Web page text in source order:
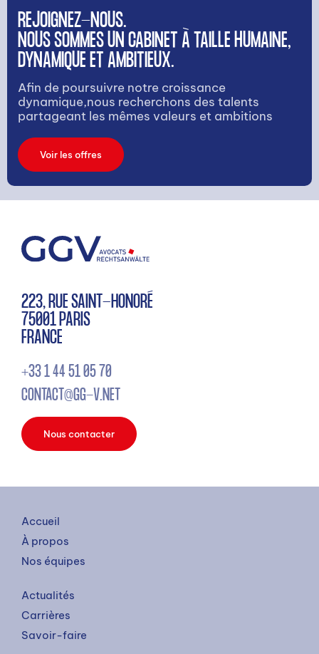
REJOIGNEZ-NOUS.
NOUS SOMMES UN CABINET À TAILLE HUMAINE,
DYNAMIQUE ET AMBITIEUX.
Afin de poursuivre notre croissance
dynamique,nous recherchons des talents
partageant les mêmes valeurs et ambitions
Voir les offres
223, RUE SAINT-HONORÉ
75001 PARIS
FRANCE
+33 1 44 51 05 70
CONTACT@GG-V.NET
Nous contacter
Accueil
À propos
Nos équipes
Actualités
Carrières
Savoir-faire